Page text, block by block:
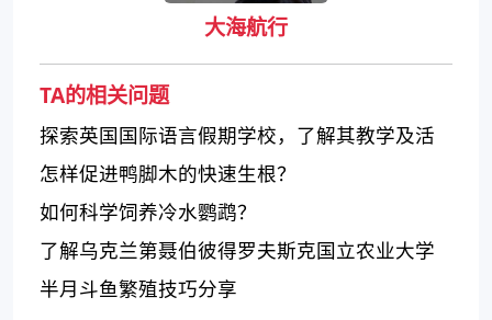
大海航行
TA的相关问题
探索英国国际语言假期学校，了解其教学及活
动方式
怎样促进鸭脚木的快速生根？
如何科学饲养冷水鹦鹉？
了解乌克兰第聂伯彼得罗夫斯克国立农业大学
的教育质量
半月斗鱼繁殖技巧分享